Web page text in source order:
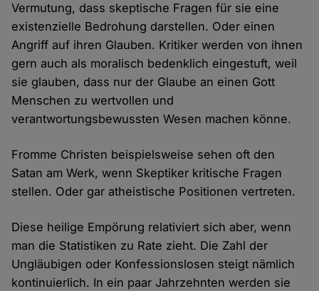
Vermutung, dass skeptische Fragen für sie eine
existenzielle Bedrohung darstellen. Oder einen
Angriff auf ihren Glauben. Kritiker werden von ihnen
gern auch als moralisch bedenklich eingestuft, weil
sie glauben, dass nur der Glaube an einen Gott
Menschen zu wertvollen und
verantwortungsbewussten Wesen machen könne.
Fromme Christen beispielsweise sehen oft den
Satan am Werk, wenn Skeptiker kritische Fragen
stellen. Oder gar atheistische Positionen vertreten.
Diese heilige Empörung relativiert sich aber, wenn
man die Statistiken zu Rate zieht. Die Zahl der
Ungläubigen oder Konfessionslosen steigt nämlich
kontinuierlich. In ein paar Jahrzehnten werden sie